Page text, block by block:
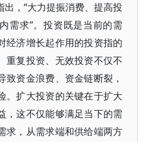
，“大力提振消费、提高投
需求”。投资既是当前的需
经济增长起作用的投资指的
重复投资、无效投资不仅不
资金浪费、资金链断裂，
。扩大投资的关键在于扩大
，这不仅能够满足当下的需
求，从需求端和供给端两方